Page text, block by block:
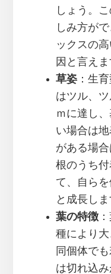
しょう。
しみ方が
ックスの
因と言えま
草姿：生
はツル、
ｍに達し
い場合は
がある場
根のうち
て、自ら
と成長しま
葉の特徴：
種により大
同個体で
は切れ込み